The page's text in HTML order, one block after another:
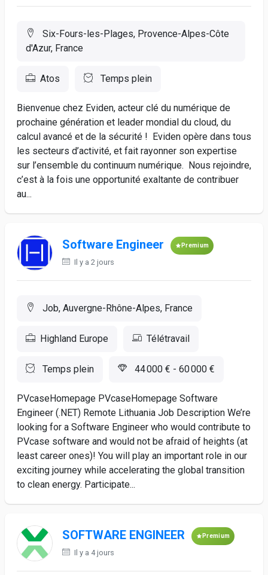
Six-Fours-les-Plages, Provence-Alpes-Côte
d'Azur, France
Atos Temps plein
Bienvenue chez Eviden, acteur clé du numérique de
prochaine génération et leader mondial du cloud, du
calcul avancé et de la sécurité ! Eviden opère dans tous
les secteurs d’activité, et fait rayonner son expertise
sur l’ensemble du continuum numérique. Nous rejoindre,
c’est à la fois une opportunité exaltante de contribuer
au...
Software Engineer Premium
Il y a 2 jours
Job, Auvergne-Rhône-Alpes, France
Highland Europe Télétravail
Temps plein 44 000 € - 60 000 €
PVcaseHomepage PVcaseHomepage Software
Engineer (.NET) Remote Lithuania Job Description We’re
looking for a Software Engineer who would contribute to
PVcase software and would not be afraid of heights (at
least career ones)! You will play an important role in our
exciting journey while accelerating the global transition
to clean energy. Participate...
SOFTWARE ENGINEER Premium
Il y a 4 jours